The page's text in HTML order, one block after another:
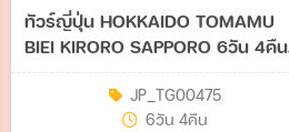
ทัวร์ญี่ปุ่น HOKKAIDO TOMAMU
BIEI KIRORO SAPPORO 6วัน 4คืน
(TG)
JP_TG00475
6วัน 4คืน